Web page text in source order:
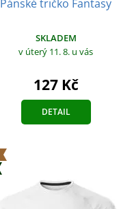
Pánské tričko Fantasy
SKLADEM
v úterý 11. 8. u vás
127 Kč
DETAIL